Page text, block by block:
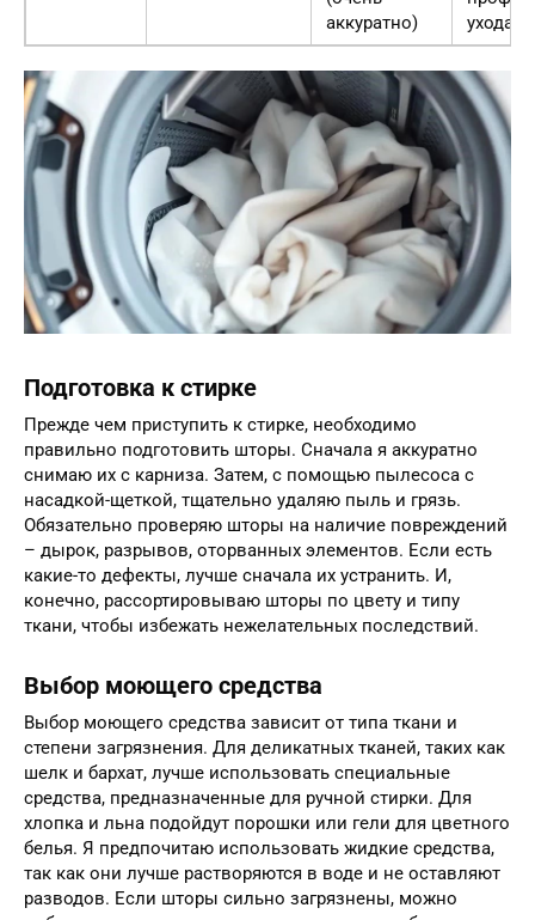
аккуратно)
ухода
Подготовка к стирке
Прежде чем приступить к стирке, необходимо
правильно подготовить шторы. Сначала я аккуратно
снимаю их с карниза. Затем, с помощью пылесоса с
насадкой-щеткой, тщательно удаляю пыль и грязь.
Обязательно проверяю шторы на наличие повреждений
– дырок, разрывов, оторванных элементов. Если есть
какие-то дефекты, лучше сначала их устранить. И,
конечно, рассортировываю шторы по цвету и типу
ткани, чтобы избежать нежелательных последствий.
Выбор моющего средства
Выбор моющего средства зависит от типа ткани и
степени загрязнения. Для деликатных тканей, таких как
шелк и бархат, лучше использовать специальные
средства, предназначенные для ручной стирки. Для
хлопка и льна подойдут порошки или гели для цветного
белья. Я предпочитаю использовать жидкие средства,
так как они лучше растворяются в воде и не оставляют
разводов. Если шторы сильно загрязнены, можно